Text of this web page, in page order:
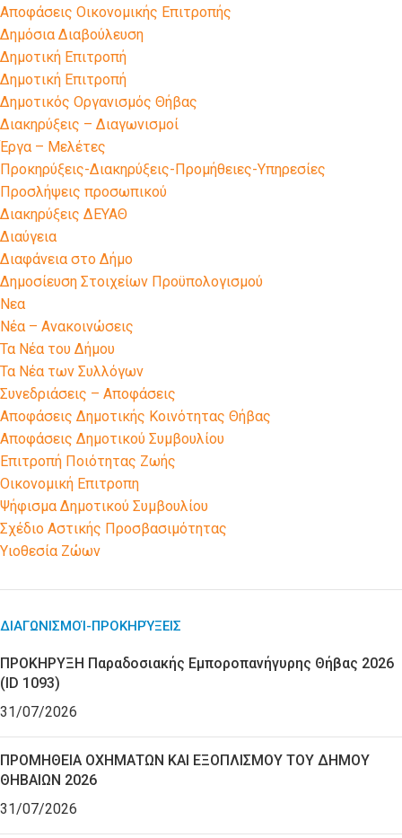
Αποφάσεις Οικονομικής Επιτροπής
Δημόσια Διαβούλευση
Δημοτική Επιτροπή
Δημοτική Επιτροπή
Δημοτικός Οργανισμός Θήβας
Διακηρύξεις – Διαγωνισμοί
Έργα – Μελέτες
Προκηρύξεις-Διακηρύξεις-Προμήθειες-Υπηρεσίες
Προσλήψεις προσωπικού
Διακηρύξεις ΔΕΥΑΘ
Διαύγεια
Διαφάνεια στο Δήμο
Δημοσίευση Στοιχείων Προϋπολογισμού
Νεα
Νέα – Ανακοινώσεις
Τα Νέα του Δήμου
Τα Νέα των Συλλόγων
Συνεδριάσεις – Αποφάσεις
Αποφάσεις Δημοτικής Κοινότητας Θήβας
Αποφάσεις Δημοτικού Συμβουλίου
Επιτροπή Ποιότητας Ζωής
Οικονομική Επιτροπη
Ψήφισμα Δημοτικού Συμβουλίου
Σχέδιο Αστικής Προσβασιμότητας
Υιοθεσία Ζώων
ΔΙΑΓΩΝΙΣΜΟΊ-ΠΡΟΚΗΡΎΞΕΙΣ
ΠΡΟΚΗΡΥΞΗ Παραδοσιακής Εμποροπανήγυρης Θήβας 2026
(ID 1093)
31/07/2026
ΠΡΟΜΗΘΕΙΑ ΟΧΗΜΑΤΩΝ ΚΑΙ ΕΞΟΠΛΙΣΜΟΥ ΤΟΥ ΔΗΜΟΥ
ΘΗΒΑΙΩΝ 2026
31/07/2026